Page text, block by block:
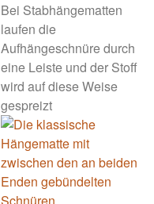
Bei Stabhängematten
laufen die
Aufhängeschnüre durch
eine Leiste und der Stoff
wird auf diese Weise
gespreizt